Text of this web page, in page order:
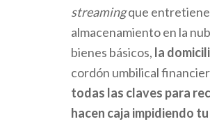
streamingque
almacenamiento en la
bienes básicos, la
cordón umbilical
todas las claves para
hacen caja impidiendo